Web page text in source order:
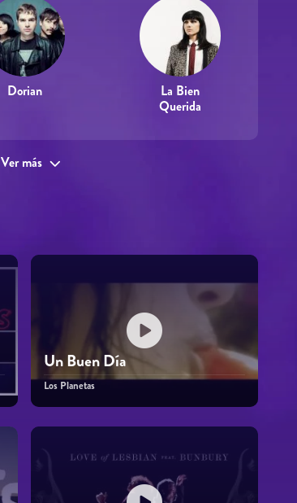
Dorian
La Bien
Querida
Ver más
Un Buen Día
Los Planetas